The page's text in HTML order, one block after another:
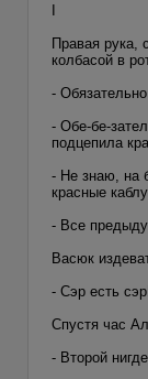
I
Правая рука,
колбасой в
-
- Обе-бе-
подцепила
- Не знаю, на
красные
- Все
Васюк
- Сэр есть
Спустя час
- Второй